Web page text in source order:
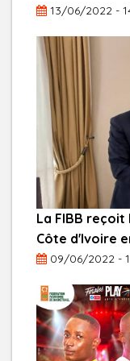
13/06/2022 -
La FIBB reçoit
Côte d'Ivoire
09/06/2022 -